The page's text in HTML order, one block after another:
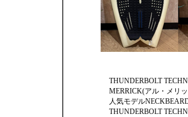
THUNDERBOLT
MERRICK(アル・メリ
人気モデル
THUNDERBOLT